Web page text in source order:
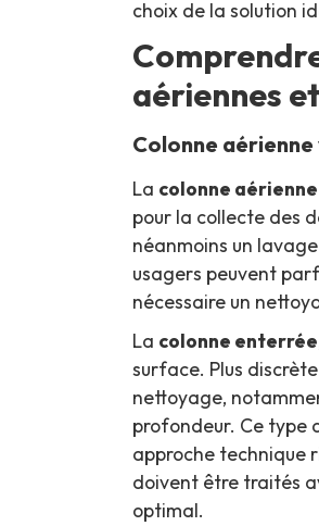
choix de la solution
aériennes
Colonne
La colonne aérienne
pour la collecte des
néanmoins un
usagers peuvent
nécessaire un
La colonne enterrée
surface. Plus
nettoyage,
profondeur. Ce type
approche technique
doivent être traités
optimal.